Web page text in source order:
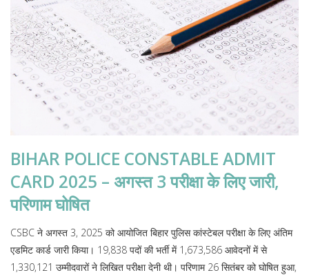
BIHAR POLICE CONSTABLE ADMIT
CARD 2025 – अगस्त 3 परीक्षा के लिए जारी,
परिणाम घोषित
CSBC ने अगस्त 3, 2025 को आयोजित बिहार पुलिस कांस्टेबल परीक्षा के लिए अंतिम
एडमिट कार्ड जारी किया। 19,838 पदों की भर्ती में 1,673,586 आवेदनों में से
1,330,121 उम्मीदवारों ने लिखित परीक्षा देनी थी। परिणाम 26 सितंबर को घोषित हुआ,